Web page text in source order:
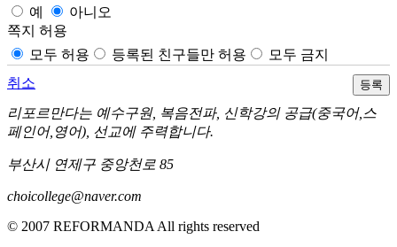
예
아니오
쪽지 허용
모두 허용
등록된 친구들만 허용
모두 금지
취소
리포르만다는 예수구원, 복음전파, 신학강의 공급(중국어,스
페인어,영어), 선교에 주력합니다.
부산시 연제구 중앙천로 85
choicollege@naver.com
© 2007 REFORMANDA All rights reserved